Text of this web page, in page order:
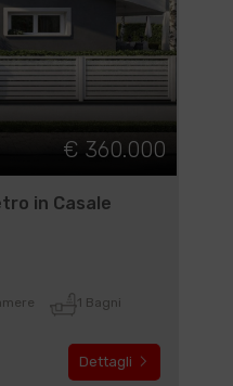
€ 360.000
in Casale
1 Bagni
Dettagli